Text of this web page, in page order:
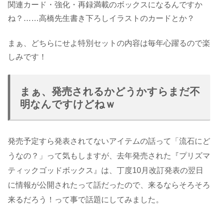
関連カード・強化・再録満載のボックスになるんですか
ね？……高橋先生書き下ろしイラストのカードとか？
まぁ、どちらにせよ特別セットの内容は毎年心躍るので楽
しみです！
まぁ、発売されるかどうかすらまだ不
明なんですけどねｗ
発売予定すら発表されてないアイテムの話って「流石にど
うなの？」って気もしますが、去年発売された『プリズマ
ティックゴッドボックス』は、丁度10月改訂発表の翌日
に情報が公開されたって話だったので、来るならそろそろ
来るだろう！って事で話題にしてみました。